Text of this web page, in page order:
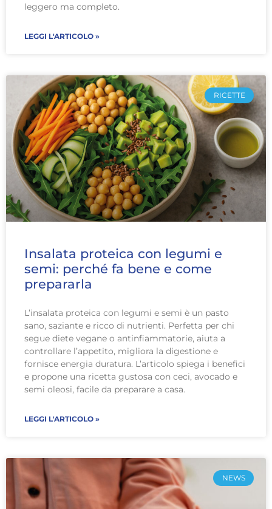
leggero ma completo.
LEGGI L'ARTICOLO »
RICETTE
Insalata proteica con legumi e
semi: perché fa bene e come
prepararla
L’insalata proteica con legumi e semi è un pasto
sano, saziante e ricco di nutrienti. Perfetta per chi
segue diete vegane o antinfiammatorie, aiuta a
controllare l’appetito, migliora la digestione e
fornisce energia duratura. L’articolo spiega i benefici
e propone una ricetta gustosa con ceci, avocado e
semi oleosi, facile da preparare a casa.
LEGGI L'ARTICOLO »
NEWS